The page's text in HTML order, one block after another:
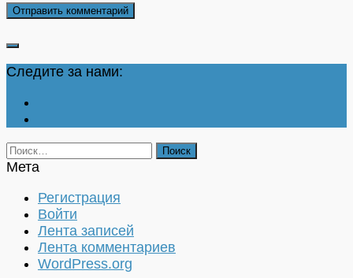
Следите за нами:
Найти:
Мета
Регистрация
Войти
Лента записей
Лента комментариев
WordPress.org